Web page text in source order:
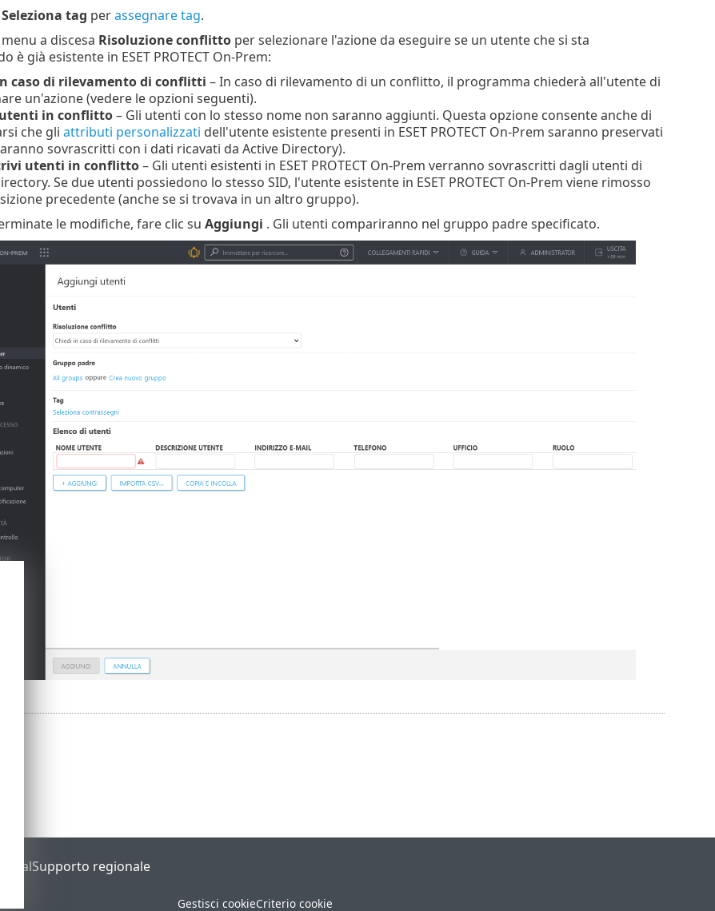
Seleziona tag perassegnare tag.
a discesa Risoluzione conflittoper selezionare l'azione da eseguire se un utente che si sta
è già esistente in ESET PROTECT On-Prem:
caso di rilevamento di conflitti – In caso di rilevamento di un conflitto, il programma chiederà all'utente di
un'azione (vedere le opzioni seguenti).
in conflitto– Gli utenti con lo stesso nome non saranno aggiunti. Questa opzione consente anche di
che gli attributi personalizzati dell'utente esistente presenti in ESET PROTECT On-Prem saranno preservati
sovrascritti con i dati ricavati da Active Directory).
utenti in conflitto– Gli utenti esistenti in ESET PROTECT On-Prem verranno sovrascritti dagli utenti di
Se due utenti possiedono lo stesso SID, l'utente esistente in ESET PROTECT On-Prem viene rimosso
precedente (anche se si trovava in un altro gruppo).
le modifiche, fare clic su Aggiungi . Gli utenti compariranno nel gruppo padre specificato.
Supporto regionale
Gestisci cookieCriterio cookie